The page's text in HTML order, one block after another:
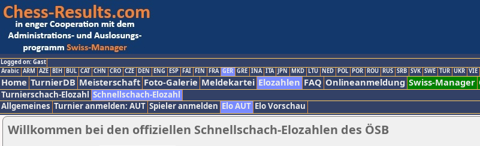
Logged on: Gast
Arabic ARM AZE BIH BUL CAT CHN CRO CZE DEN ENG ESP FAI FIN FRA GER GRE INA ITA JPN MKD LTU NED POL POR ROU RUS SRB SVK SWE TUR UKR VIE
Home TurnierDB Meisterschaft Foto-Galerie Meldekartei Elozahlen FAQ Onlineanmeldung Swiss-Manager
Turnierschach-Elozahl Schnellschach-Elozahl
Allgemeines Turnier anmelden: AUT Spieler anmelden Elo AUT Elo Vorschau
Willkommen bei den offiziellen Schnellschach-Elozahlen des ÖSB